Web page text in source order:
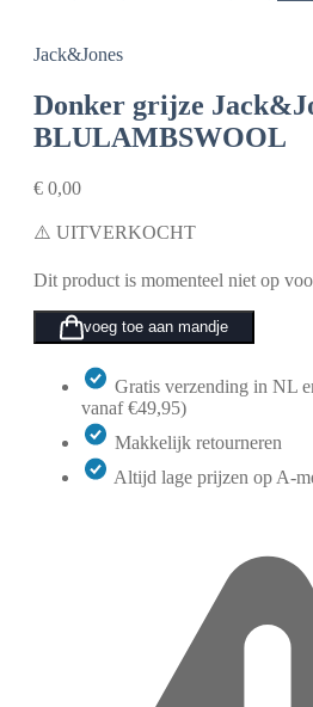
Jack&Jones
Donker grijze
BLULAMBSWOOL
€ 0,00
⚠️ UITVERKOCHT
Dit product is momenteel niet op
voeg toe aan mandje
Gratis verzending in NL
vanaf €49,95)
Makkelijk retourneren
Altijd lage prijzen op A-